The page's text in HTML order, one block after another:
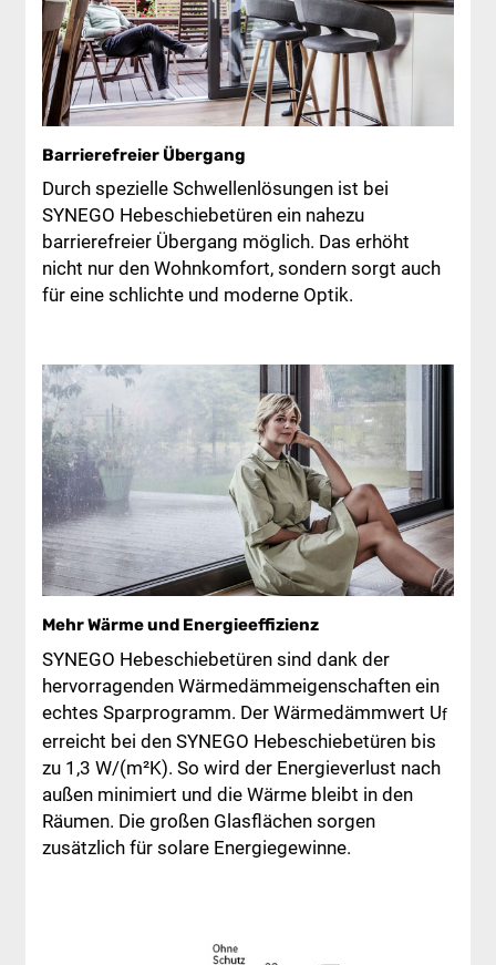
Barrierefreier Übergang
Durch spezielle Schwellenlösungen ist bei
SYNEGO Hebeschiebetüren ein nahezu
barrierefreier Übergang möglich. Das erhöht
nicht nur den Wohnkomfort, sondern sorgt auch
für eine schlichte und moderne Optik.
Mehr Wärme und Energieeffizienz
SYNEGO Hebeschiebetüren sind dank der
hervorragenden Wärmedämmeigenschaften ein
echtes Sparprogramm. Der Wärmedämmwert Uf
erreicht bei den SYNEGO Hebeschiebetüren bis
zu 1,3 W/(m²K). So wird der Energieverlust nach
außen minimiert und die Wärme bleibt in den
Räumen. Die großen Glasflächen sorgen
zusätzlich für solare Energiegewinne.